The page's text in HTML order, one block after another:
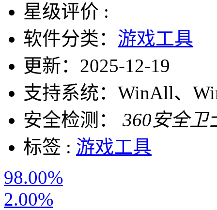
星级评价 :
软件分类： 游戏工具
更新： 2025-12-19
支持系统： WinAll、
安全检测：
360安全卫
标签 : 游戏工具
98.00%
2.00%